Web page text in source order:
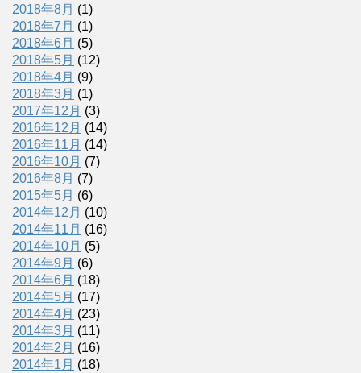
2018年8月 (1)
2018年7月 (1)
2018年6月 (5)
2018年5月 (12)
2018年4月 (9)
2018年3月 (1)
2017年12月 (3)
2016年12月 (14)
2016年11月 (14)
2016年10月 (7)
2016年8月 (7)
2015年5月 (6)
2014年12月 (10)
2014年11月 (16)
2014年10月 (5)
2014年9月 (6)
2014年6月 (18)
2014年5月 (17)
2014年4月 (23)
2014年3月 (11)
2014年2月 (16)
2014年1月 (18)